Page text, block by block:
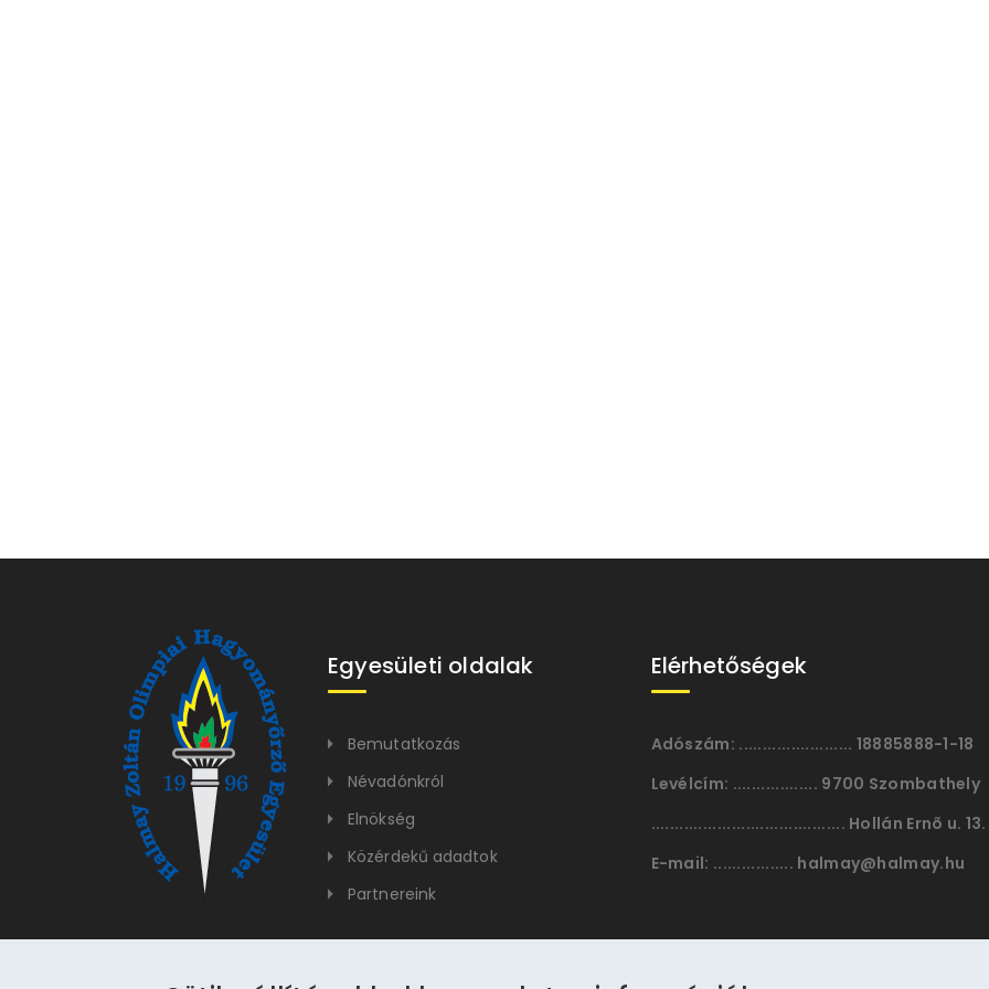
Egyesületi oldalak
Bemutatkozás
Névadónkról
Elnökség
Közérdekű adadtok
Partnereink
Elérhetőségek
Adószám: ........................ 18885888-1-18
Levélcím: .................. 9700 Szombathely
......................................... Hollán Ernõ u. 13.
E-mail: ................. halmay@halmay.hu